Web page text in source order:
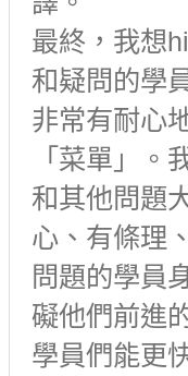
最終，我想
和疑問的學
非常有耐心
「菜單」
和其他問題
心、有條理
問題的學員
礙他們前進
學員們能更